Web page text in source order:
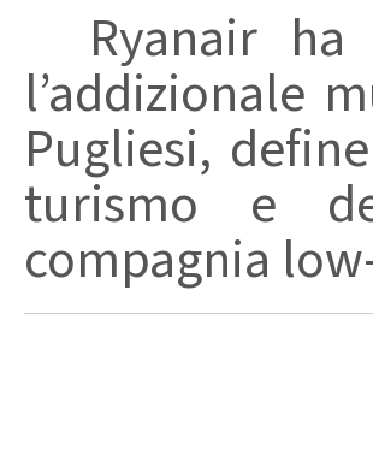
Ryanair ha
l’addizionale
Pugliesi,
turismo e
compagnia